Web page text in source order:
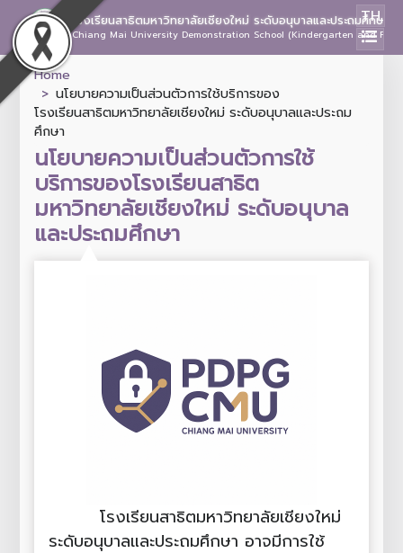
โรงเรียนสาธิตมหาวิทยาลัยเชียงใหม่ ระดับอนุบาลและประถมศึกษา
Chiang Mai University Demonstration School (Kindergarten and
TH
Home
นโยบายความเป็นส่วนตัวการใช้บริการของ
โรงเรียนสาธิตมหาวิทยาลัยเชียงใหม่ ระดับอนุบาลและประถม
ศึกษา
นโยบายความเป็นส่วนตัวการใช้
บริการของโรงเรียนสาธิต
มหาวิทยาลัยเชียงใหม่ ระดับอนุบาล
และประถมศึกษา
โรงเรียนสาธิตมหาวิทยาลัยเชียงใหม่
ระดับอนุบาลและประถมศึกษา อาจมีการใช้